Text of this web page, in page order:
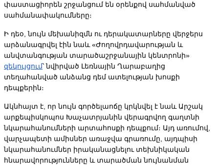
փաստացիորեն շրջանցում են օրենքով սահմանված
սահմանափակումները։
Ի դեօ, նույն մեխանիզմն ու դերակատարները վերջերս
արձանագրվել էին նաև «Ժողովրդավարության և
զեկույցում՝ նվիրված Լեռնային Ղարաբաղից
տեղահանված անձանց դեմ ատելության խոսքի
դեպքերին։
Ակնհայտ է, որ նույն գործելաոճը կրկնվել է նաև Արշակ
արքեպիսկոպոս Խաչատրյանին վերագրվող գաղտնի
նկարահանումների արտահոսքի դեպքում։ Այդ առումով,
վարչապետի ամիսներ առաջվա գրառումը, այդպիսի
նկարահանումներ իրականացնելու տեխնիկական
հնարավորությունները և տարածման նույնանման